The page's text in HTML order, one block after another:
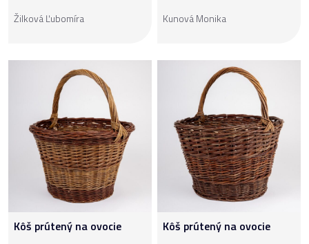
Žilková Ľubomíra Kunová Monika
Kôš prútený na ovocie Kôš prútený na ovocie